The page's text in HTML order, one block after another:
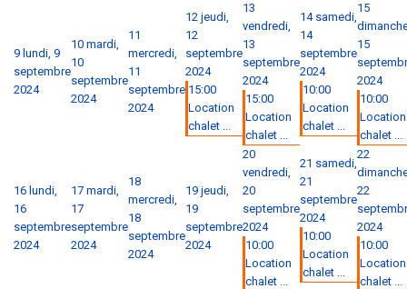
9 lundi, 9
septembre
2024
10 mardi,
10
septembre
2024
11
mercredi,
11
septembre
2024
12 jeudi,
12
septembre
2024
15:00
Location
chalet ...
13
vendredi,
13
septembre
2024
15:00
Location
chalet ...
14 samedi,
14
septembre
2024
10:00
Location
chalet ...
15
15
2024
10:00
Location
chalet ...
16 lundi,
16
septembre
2024
17 mardi,
17
septembre
2024
18
mercredi,
18
septembre
2024
19 jeudi,
19
septembre
2024
20
vendredi,
20
septembre
2024
10:00
Location
chalet ...
21 samedi,
21
septembre
2024
10:00
Location
chalet ...
22
22
2024
10:00
Location
chalet ...